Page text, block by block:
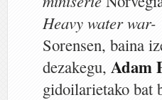
Heavy water war-
Sorensen, baina
dezakegu, Adam
gidoilarietako bat